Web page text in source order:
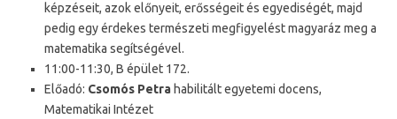
képzéseit, azok előnyeit, erősségeit és egyediségét, majd
pedig egy érdekes természeti megfigyelést magyaráz meg a
matematika segítségével.
11:00-11:30, B épület 172.
Előadó: Csomós Petra habilitált egyetemi docens,
Matematikai Intézet